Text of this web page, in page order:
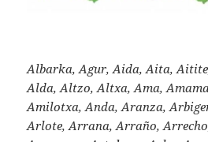
Albarka, Agur, Aida, Aita,
Alda, Altzo, Altxa, Ama,
Amilotxa, Anda, Aranza,
Arlote, Arrana, Arraño,